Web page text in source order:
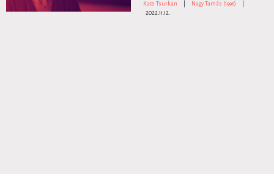
Kate Tsurkan Nagy Tamás (1996)
2022.11.12.